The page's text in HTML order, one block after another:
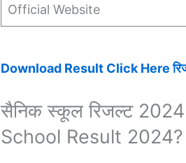
Official Website
Download Result Click Here
सैनिक स्कूल रिजल्ट
School Result 2024?